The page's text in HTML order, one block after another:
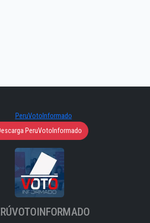
PeruVotoInformado